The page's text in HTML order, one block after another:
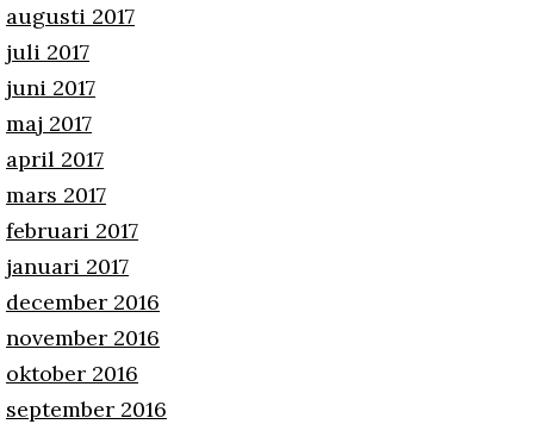
augusti 2017
juli 2017
juni 2017
maj 2017
april 2017
mars 2017
februari 2017
januari 2017
december 2016
november 2016
oktober 2016
september 2016